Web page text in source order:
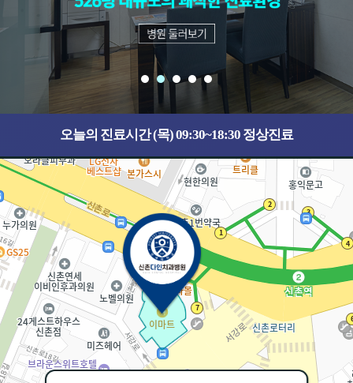
오늘의 진료시간 (목) 09:30~18:30 정상진료